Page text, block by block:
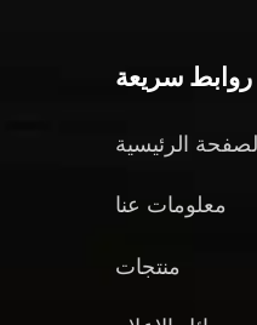
روابط سريعة
الرئيسية
معلومات عنا
منتجات